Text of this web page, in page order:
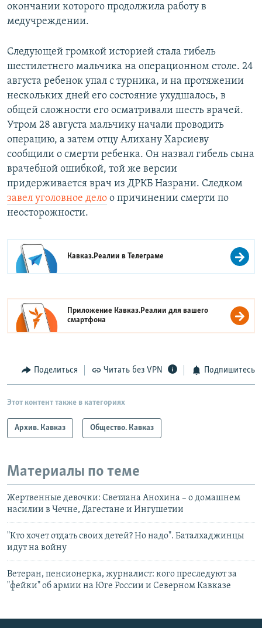
окончании которого продолжила работу в
медучреждении.
Следующей громкой историей стала гибель
шестилетнего мальчика на операционном столе. 24
августа ребенок упал с турника, и на протяжении
нескольких дней его состояние ухудшалось, в
общей сложности его осматривали шесть врачей.
Утром 28 августа мальчику начали проводить
операцию, а затем отцу Алихану Харсиеву
сообщили о смерти ребенка. Он назвал гибель сына
врачебной ошибкой, той же версии
придерживается врач из ДРКБ Назрани. Следком
завел уголовное дело о причинении смерти по
неосторожности.
Кавказ.Реалии вТелеграме
Приложение Кавказ.Реалии для вашего
смартфона
Поделиться Читать без VPN Подпишитесь
Этот контент также в категориях
Архив. Кавказ Общество. Кавказ
Материалы по теме
Жертвенные девочки: Светлана Анохина – о домашнем
насилии в Чечне, Дагестане и Ингушетии
"Кто хочет отдать своих детей? Но надо". Баталхаджинцы
идут на войну
Ветеран, пенсионерка, журналист: кого преследуют за
"фейки" об армии на Юге России и Северном Кавказе